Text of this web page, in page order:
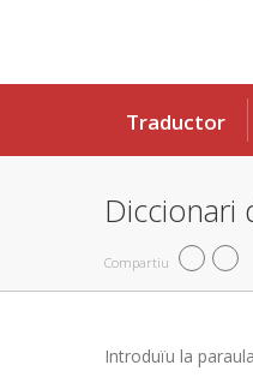
Traductor
Diccionari
Compartiu
Introduïu la